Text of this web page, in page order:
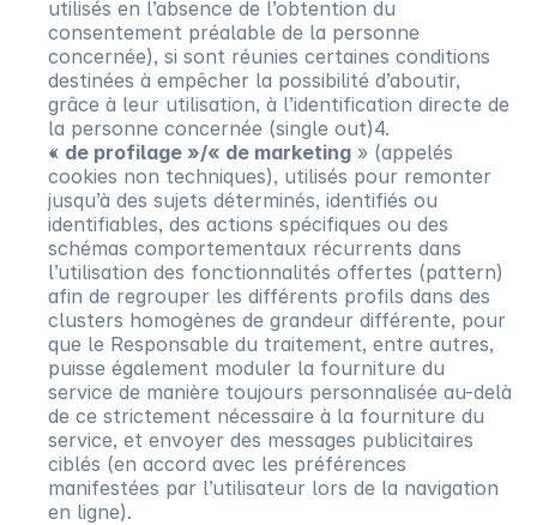
utilisés en l’absence de l’obtention du
consentement préalable de la personne
concernée), si sont réunies certaines conditions
destinées à empêcher la possibilité d’aboutir,
grâce à leur utilisation, à l’identification directe de
la personne concernée (single out)4.
« de profilage »/« de marketing » (appelés
cookies non techniques), utilisés pour remonter
jusqu’à des sujets déterminés, identifiés ou
identifiables, des actions spécifiques ou des
schémas comportementaux récurrents dans
l’utilisation des fonctionnalités offertes (pattern)
afin de regrouper les différents profils dans des
clusters homogènes de grandeur différente, pour
que le Responsable du traitement, entre autres,
puisse également moduler la fourniture du
service de manière toujours personnalisée au-delà
de ce strictement nécessaire à la fourniture du
service, et envoyer des messages publicitaires
ciblés (en accord avec les préférences
manifestées par l’utilisateur lors de la navigation
en ligne).